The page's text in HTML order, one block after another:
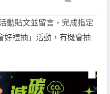
動貼文並留言，完成指定
好禮抽」活動，有機會抽